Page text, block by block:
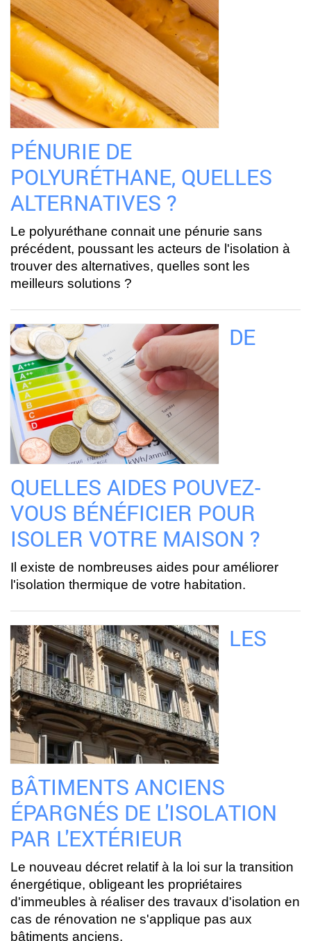
PÉNURIE DE
POLYURÉTHANE, QUELLES
ALTERNATIVES ?
Le polyuréthane connait une pénurie sans
précédent, poussant les acteurs de l'isolation à
trouver des alternatives, quelles sont les
meilleurs solutions ?
DE
QUELLES AIDES POUVEZ-
VOUS BÉNÉFICIER POUR
ISOLER VOTRE MAISON ?
Il existe de nombreuses aides pour améliorer
l'isolation thermique de votre habitation.
LES
BÂTIMENTS ANCIENS
ÉPARGNÉS DE L'ISOLATION
PAR L'EXTÉRIEUR
Le nouveau décret relatif à la loi sur la transition
énergétique, obligeant les propriétaires
d'immeubles à réaliser des travaux d'isolation en
cas de rénovation ne s'applique pas aux
bâtiments anciens.